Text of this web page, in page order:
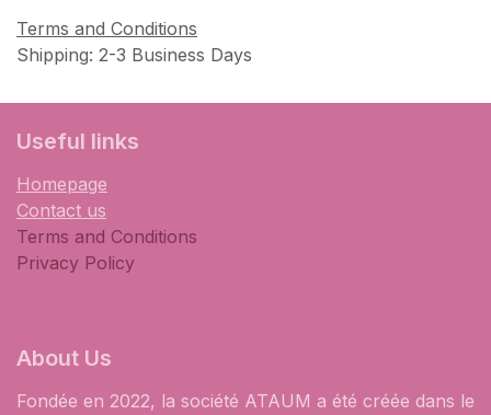
Terms and Conditions
Shipping: 2-3 Business Days
​Useful links
Homepage
Contact us
Terms and Conditions
Privacy Policy
About Us
Fondée en 2022, la société ATAUM a été créée dans le